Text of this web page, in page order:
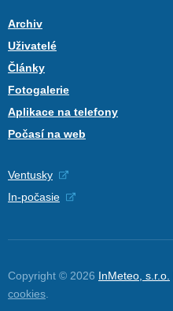
Archiv
Uživatelé
Články
Fotogalerie
Aplikace na telefony
Počasí na web
Ventusky
In-počasie
Copyright © 2026 InMeteo, s.r.o.
cookies